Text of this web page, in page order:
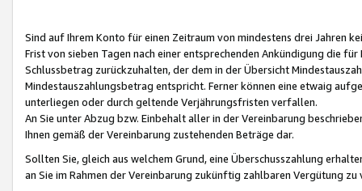
Sind auf Ihrem Konto für einen Zeitraum von mindestens drei Jahren
Frist von sieben Tagen nach einer entsprechenden Ankündigung die
Schlussbetrag zurückzuhalten, der dem in der Übersicht
Mindestauszahlungsbetrag entspricht. Ferner können eine etwaig
unterliegen oder durch geltende Verjährungsfristen verfallen.
An Sie unter Abzug bzw. Einbehalt aller in der Vereinbarung
Ihnen gemäß der Vereinbarung zustehenden Beträge dar.
Sollten Sie, gleich aus welchem Grund, eine Überschusszahlung
an Sie im Rahmen der Vereinbarung zukünftig zahlbaren Vergütung zu